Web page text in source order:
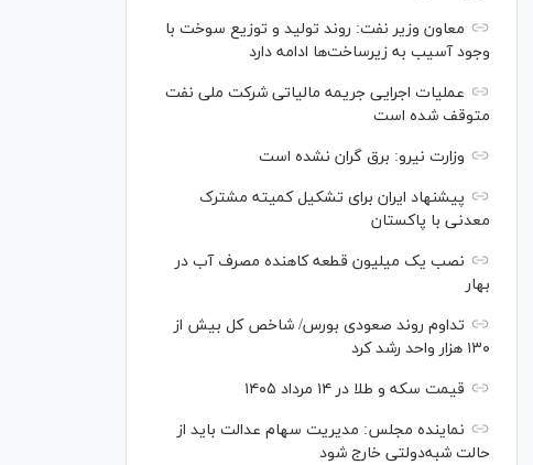
معاون وزیر نفت: روند تولید و توزیع سوخت با
وجود آسیب به زیرساخت‌ها ادامه دارد
عملیات اجرایی جریمه مالیاتی شرکت ملی نفت
متوقف شده است
وزارت نیرو: برق گران نشده است
پیشنهاد ایران برای تشکیل کمیته مشترک
معدنی با پاکستان
نصب یک میلیون قطعه کاهنده مصرف آب در
بهار
تداوم روند صعودی بورس/ شاخص کل بیش از
۱۳۰ هزار واحد رشد کرد
قیمت سکه و طلا در ۱۴ مرداد ۱۴۰۵
نماینده مجلس: مدیریت سهام عدالت باید از
حالت شبه‌دولتی خارج شود